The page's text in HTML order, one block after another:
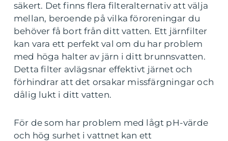
säkert. Det finns flera filteralternativ att välja
mellan, beroende på vilka föroreningar du
behöver få bort från ditt vatten. Ett järnfilter
kan vara ett perfekt val om du har problem
med höga halter av järn i ditt brunnsvatten.
Detta filter avlägsnar effektivt järnet och
förhindrar att det orsakar missfärgningar och
dålig lukt i ditt vatten.
För de som har problem med lågt pH-värde
och hög surhet i vattnet kan ett